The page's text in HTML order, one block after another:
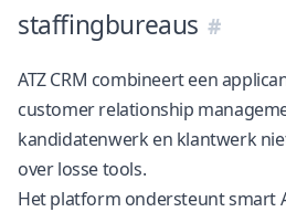
staffingbureaus
ATZ CRM combineert een
customer relationship
kandidatenwerk en klantwerk
over losse tools.
Het platform ondersteunt smart